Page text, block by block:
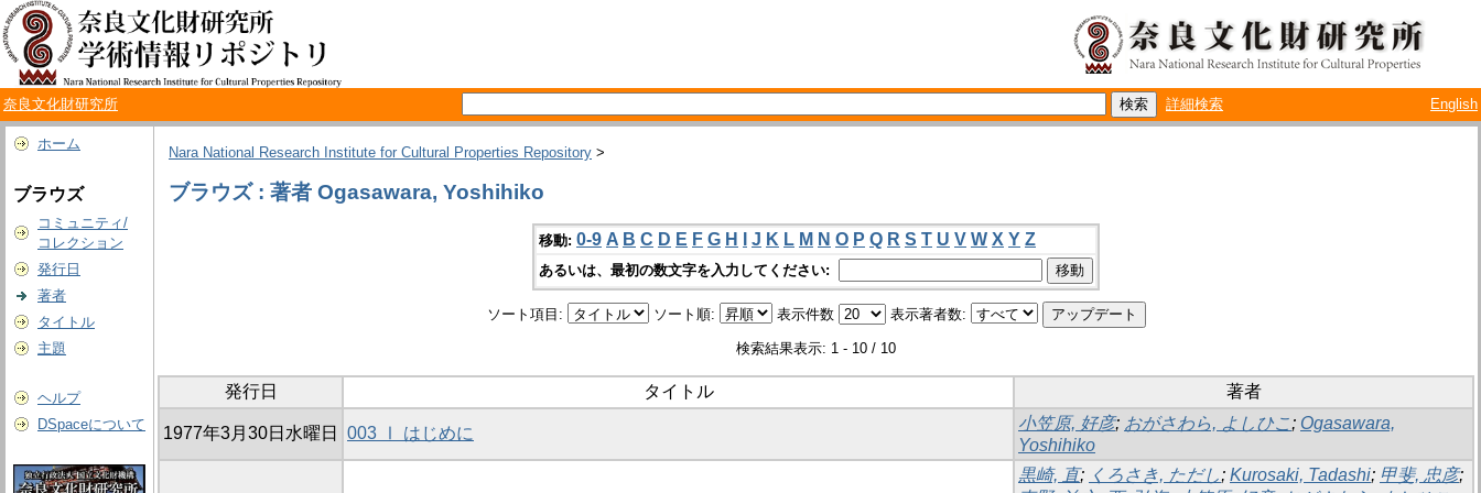
奈良文化財研究所 詳細検索 English
ホーム
ブラウズ
コミュニティ/
コレクション
発行日
著者
タイトル
主題
ヘルプ
DSpaceについて
Nara National Research Institute for Cultural Properties Repository >
ブラウズ : 著者 Ogasawara, Yoshihiko
移動: 0-9 A B C D E F G H J K L M N O P Q R S T U V W X Y Z
あるいは、最初の数文字を入力してください:
ソート項目: ソート順: 表示件数 表示著者数:
検索結果表示: 1 - 10 / 10
発行日 タイトル 著者
1977年3月30日水曜日 003 Ⅰ はじめに
小笠原, 好彦; おがさわら, よしひこ; Ogasawara,
Yoshihiko
黒崎, 直; くろさき, ただし; Kurosaki, Tadashi; 甲斐, 忠彦;